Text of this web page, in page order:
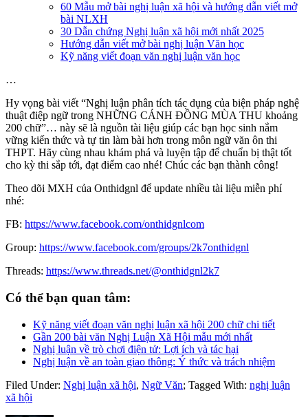
60 Mẫu mở bài nghị luận xã hội và hướng dẫn viết mở
bài NLXH
30 Dẫn chứng Nghị luận xã hội mới nhất 2025
Hướng dẫn viết mở bài nghị luận Văn học
Kỹ năng viết đoạn văn nghị luận văn học
…
Hy vọng bài viết “Nghị luận phân tích tác dụng của biện pháp nghệ
thuật điệp ngữ trong NHỮNG CÁNH ĐỒNG MÙA THU khoảng
200 chữ”… này sẽ là nguồn tài liệu giúp các bạn học sinh nắm
vững kiến thức và tự tin làm bài hơn trong môn ngữ văn ôn thi
THPT. Hãy cùng nhau khám phá và luyện tập để chuẩn bị thật tốt
cho kỳ thi sắp tới, đạt điểm cao nhé! Chúc các bạn thành công!
Theo dõi MXH của Onthidgnl để update nhiều tài liệu miễn phí
nhé:
FB: https://www.facebook.com/onthidgnlcom
Group: https://www.facebook.com/groups/2k7onthidgnl
Threads: https://www.threads.net/@onthidgnl2k7
Có thể bạn quan tâm:
Kỹ năng viết đoạn văn nghị luận xã hội 200 chữ chi tiết
Gần 200 bài văn Nghị Luận Xã Hội mẫu mới nhất
Nghị luận về trò chơi điện tử: Lợi ích và tác hại
Nghị luận về an toàn giao thông: Ý thức và trách nhiệm
Filed Under: Nghị luận xã hội, Ngữ Văn; Tagged With: nghị luận
xã hội